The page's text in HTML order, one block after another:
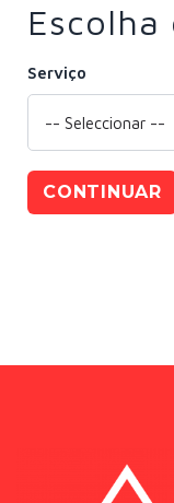
Serviço
CONTINUAR